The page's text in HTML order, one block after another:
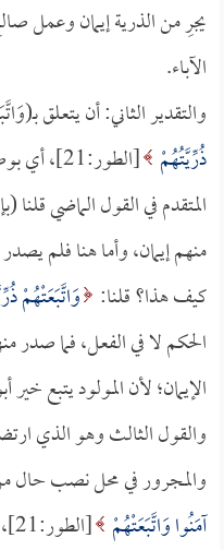
يجرِ من الذرية إيمان وعمل
الآباء.
والتقدير الثاني: أن يتعلق
ذُرِّيَّتُهُمْ
المتقدم في القول الماضي
منهم إيمان، وأما هنا فلم
كيف هذا؟ قلنا: وَاتَّبَعَتْهُمْ
الحكم لا في الفعل، فما صدر
الإيمان؛ لأن المولود يتبع خير
والقول الثالث وهو الذي
والمجرور في محل نصب حال
آمَنُوا وَاتَّبَعَتْهُمْ